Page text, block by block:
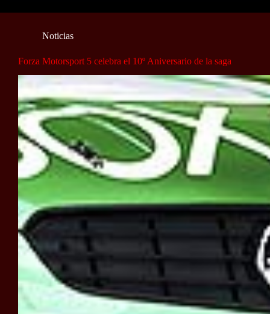
Noticias
Forza Motorsport 5 celebra el 10º Aniversario de la saga